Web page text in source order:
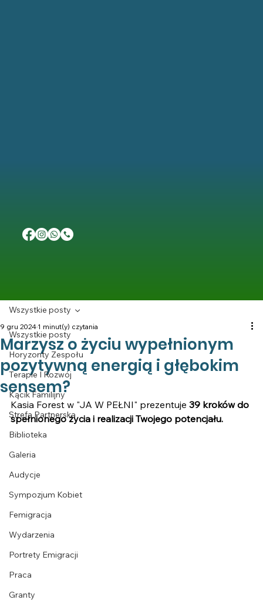
Wszystkie posty
Horyzonty Zespołu
Terapie I Rozwój
Kącik Familijny
Strefa Partnerska
Biblioteka
Galeria
Audycje
Sympozjum Kobiet
Femigracja
Wydarzenia
Portrety Emigracji
Praca
Granty
Wszystkie posty
Marzysz o życiu wypełnionym
pozytywną energią i głębokim
sensem?
9 gru 2024 1 minut(y) czytania
Kasia Forest w "JA W PEŁNI" prezentuje 39 kroków do
spełnionego życia i realizacji Twojego potencjału.